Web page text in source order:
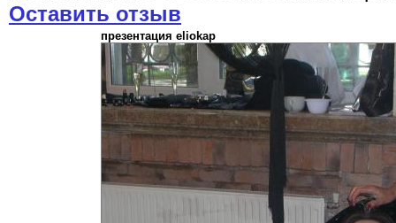
Оставить отзыв
презентация eliokap